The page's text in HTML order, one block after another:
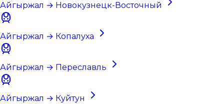
Айгыржал → Новокузнецк-Восточный
Айгыржал → Копалуха
Айгыржал → Переславль
Айгыржал → Куйтун